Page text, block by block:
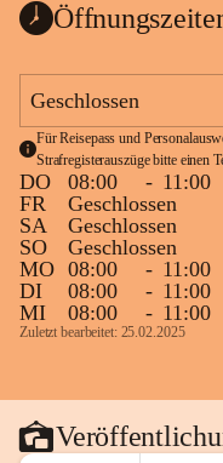
Geschlossen
Für Reisepass und
Strafregisterauszüge bitte einen
DO 08:00 - 11:00
FR
Geschlossen
SA
Geschlossen
SO
Geschlossen
MO 08:00 - 11:00
DI
08:00 - 11:00
MI
08:00 - 11:00
Zuletzt bearbeitet: 25.02.2025